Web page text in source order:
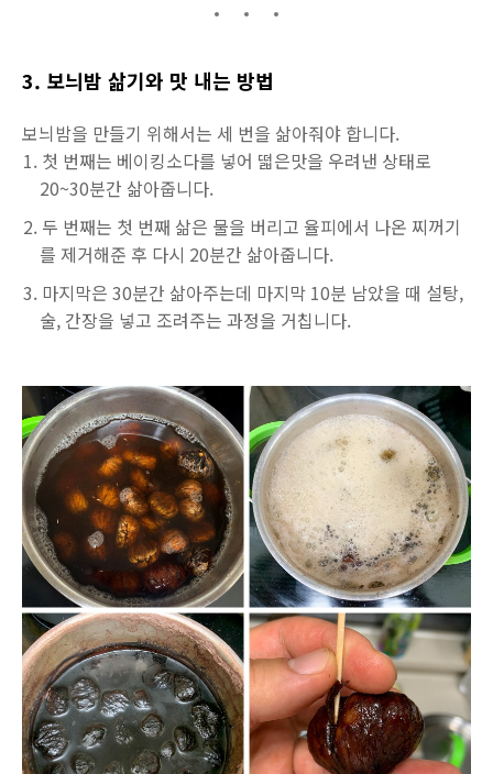
3. 보늬밤 삶기와 맛 내는 방법
보늬밤을 만들기 위해서는 세 번을 삶아줘야 합니다.
첫 번째는 베이킹소다를 넣어 떫은맛을 우려낸 상태로
20~30분간 삶아줍니다.
두 번째는 첫 번째 삶은 물을 버리고 율피에서 나온 찌꺼기
를 제거해준 후 다시 20분간 삶아줍니다.
마지막은 30분간 삶아주는데 마지막 10분 남았을 때 설탕,
술, 간장을 넣고 조려주는 과정을 거칩니다.